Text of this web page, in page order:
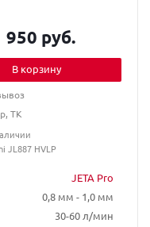
JETA Pro
0,8 мм - 1,0 мм
30-60 л/мин
950 руб.
В корзину
ТК
JL887 HVLP